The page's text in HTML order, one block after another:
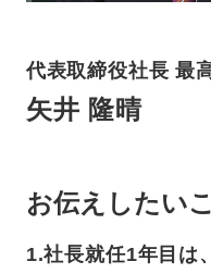
代表取締役社長 最
矢井 隆晴
お伝えしたい
1.社長就任1年目は